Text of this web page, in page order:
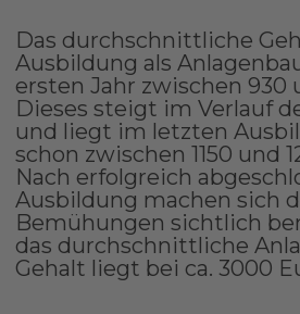
Das durchschnittliche
Ausbildung als
ersten Jahr zwischen 930
Dieses steigt im Verlauf
und liegt im letzten
schon zwischen 1150 und
Nach erfolgreich
Ausbildung machen sich
Bemühungen sichtlich
das durchschnittliche
Gehalt liegt bei ca. 3000